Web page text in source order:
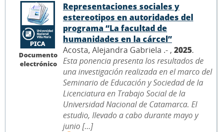
Documento
electrónico
Representaciones sociales y
estereotipos en autoridades del
programa “La facultad de
humanidades en la cárcel”
Acosta, Alejandra Gabriela .- , 2025.
Esta ponencia presenta los resultados de
una investigación realizada en el marco del
Seminario de Educación y Sociedad de la
Licenciatura en Trabajo Social de la
Universidad Nacional de Catamarca. El
estudio, llevado a cabo durante mayo y
junio [...]